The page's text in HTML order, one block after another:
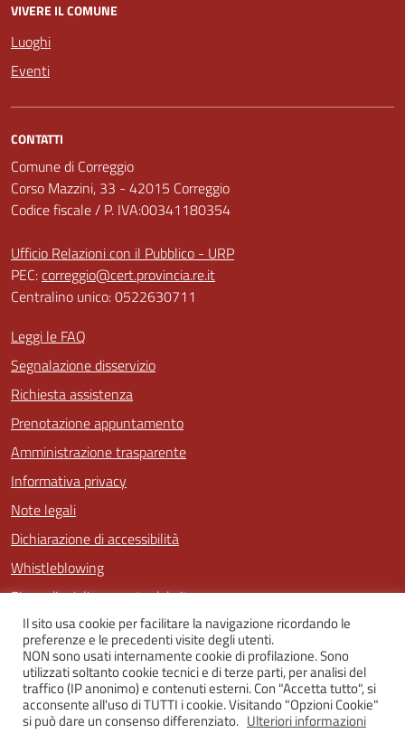
VIVERE IL COMUNE
Luoghi
Eventi
CONTATTI
Comune di Correggio
Corso Mazzini, 33 - 42015 Correggio
Codice fiscale / P. IVA:00341180354
Ufficio Relazioni con il Pubblico - URP
PEC:correggio@cert.provincia.re.it
Centralino unico: 0522630711
Leggi le FAQ
Segnalazione disservizio
Richiesta assistenza
Prenotazione appuntamento
Amministrazione trasparente
Informativa privacy
Note legali
Dichiarazione di accessibilità
Whistleblowing
Piano di miglioramento del sito
SEGUICI SU
FacebookTwitter YoutubeInstagram
Il sito usa cookie per facilitare la navigazione ricordando le
preferenze e le precedenti visite degli utenti.
NON sono usati internamente cookie di profilazione. Sono
utilizzati soltanto cookie tecnici e di terze parti, per analisi del
traffico (IP anonimo) e contenuti esterni. Con "Accetta tutto", si
acconsente all'uso di TUTTI i cookie. Visitando "Opzioni Cookie"
si può dare un consenso differenziato. Ulteriori informazioni